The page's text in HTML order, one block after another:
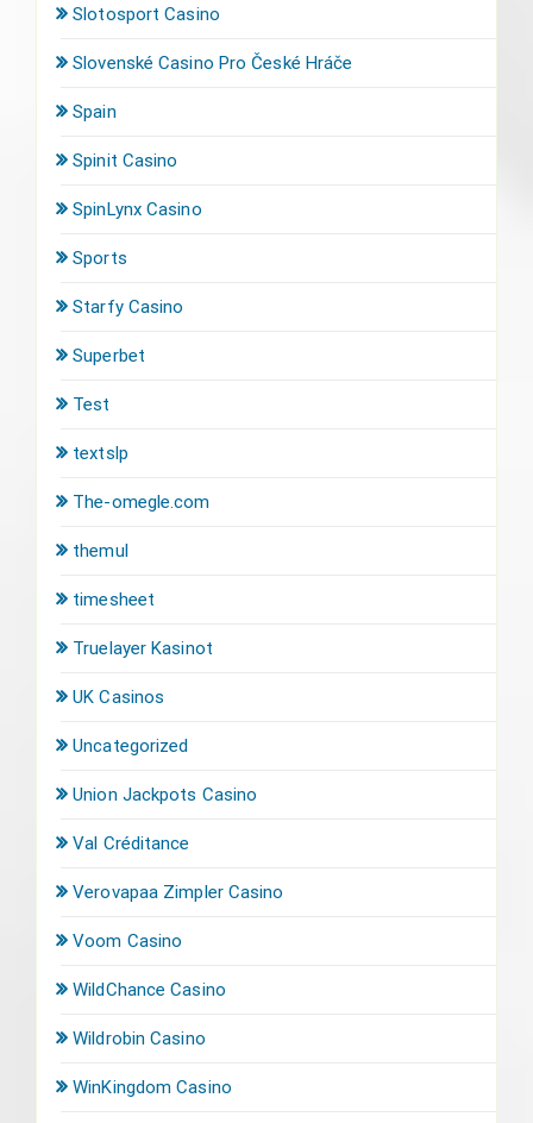
Slotosport Casino
Slovenské Casino Pro České Hráče
Spain
Spinit Casino
SpinLynx Casino
Sports
Starfy Casino
Superbet
Test
textslp
The-omegle.com
themul
timesheet
Truelayer Kasinot
UK Casinos
Uncategorized
Union Jackpots Casino
Val Créditance
Verovapaa Zimpler Casino
Voom Casino
WildChance Casino
Wildrobin Casino
WinKingdom Casino